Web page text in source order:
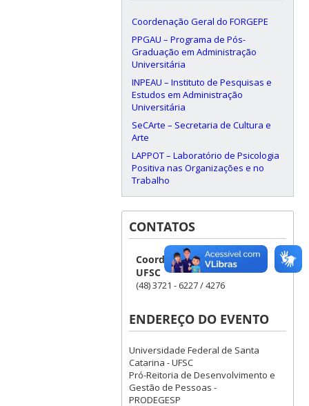
Coordenação Geral do FORGEPE
PPGAU – Programa de Pós-
Graduação em Administração
Universitária
INPEAU – Instituto de Pesquisas e
Estudos em Administração
Universitária
SeCArte – Secretaria de Cultura e
Arte
LAPPOT – Laboratório de Psicologia
Positiva nas Organizações e no
Trabalho
CONTATOS
Coordenação do Evento -
UFSC
(48) 3721 - 6227 / 4276
ENDEREÇO DO EVENTO
Universidade Federal de Santa
Catarina - UFSC
Pró-Reitoria de Desenvolvimento e
Gestão de Pessoas -
PRODEGESP